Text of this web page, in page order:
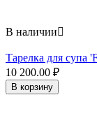
В наличии
Тарелка для супа
10 200.00 ₽
В корзину